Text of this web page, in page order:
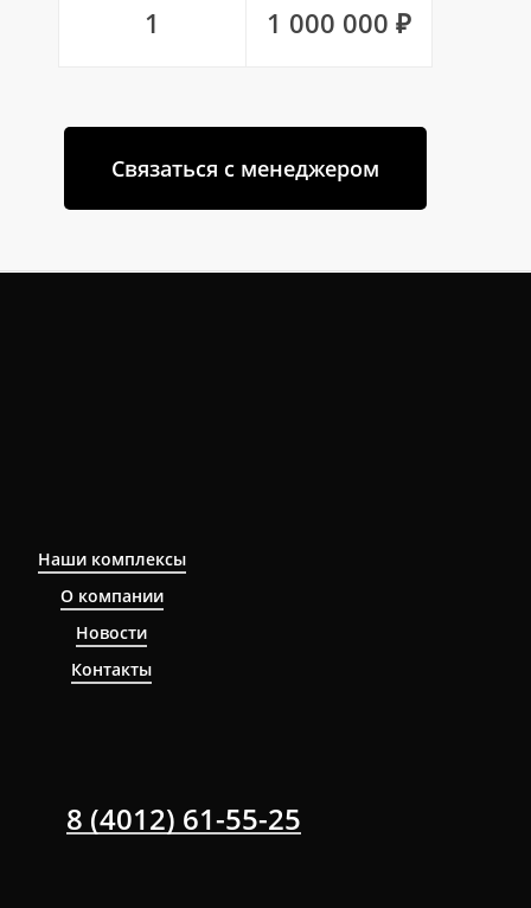
1 1 000 000 ₽
Связаться с менеджером
Наши комплексы
О компании
Новости
Контакты
8 (4012) 61-55-25